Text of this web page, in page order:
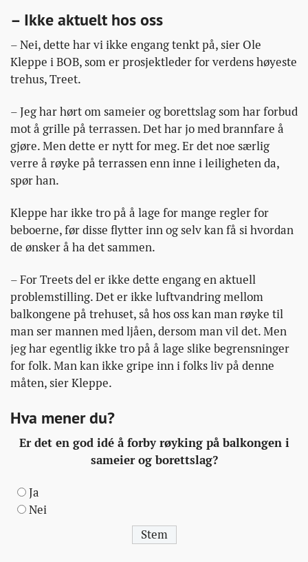
– Ikke aktuelt hos oss
– Nei, dette har vi ikke engang tenkt på, sier Ole
Kleppe i BOB, som er prosjektleder for verdens høyeste
trehus, Treet.
– Jeg har hørt om sameier og borettslag som har forbud
mot å grille på terrassen. Det har jo med brannfare å
gjøre. Men dette er nytt for meg. Er det noe særlig
verre å røyke på terrassen enn inne i leiligheten da,
spør han.
Kleppe har ikke tro på å lage for mange regler for
beboerne, før disse flytter inn og selv kan få si hvordan
de ønsker å ha det sammen.
– For Treets del er ikke dette engang en aktuell
problemstilling. Det er ikke luftvandring mellom
balkongene på trehuset, så hos oss kan man røyke til
man ser mannen med ljåen, dersom man vil det. Men
jeg har egentlig ikke tro på å lage slike begrensninger
for folk. Man kan ikke gripe inn i folks liv på denne
måten, sier Kleppe.
Hva mener du?
Er det en god idé å forby røyking på balkongen i
sameier og borettslag?
Ja
Nei